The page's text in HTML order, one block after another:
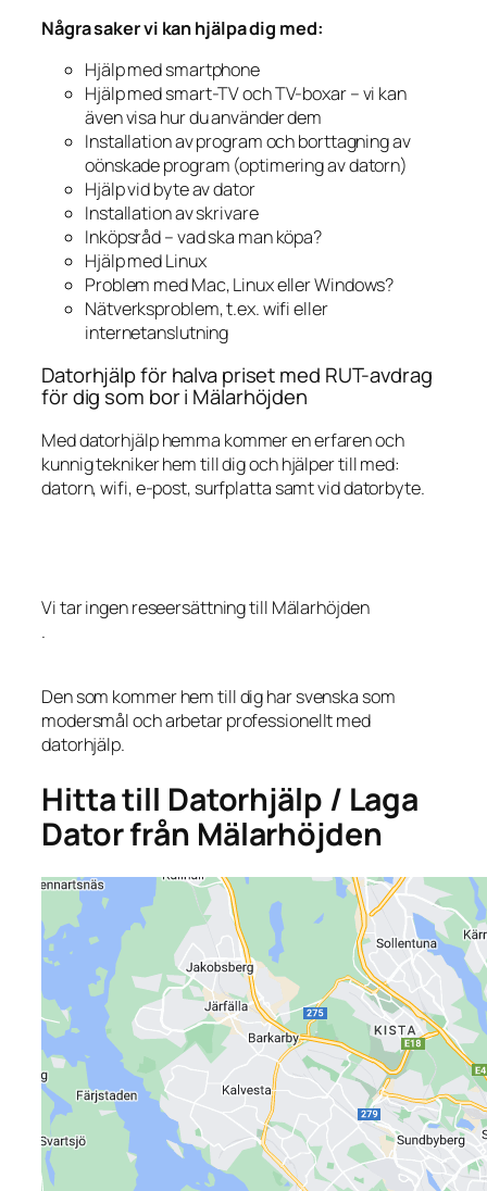
Några saker vi kan hjälpa dig med:
Hjälp med smartphone
Hjälp med smart-TV och TV-boxar – vi kan
även visa hur du använder dem
Installation av program och borttagning av
oönskade program (optimering av datorn)
Hjälp vid byte av dator
Installation av skrivare
Inköpsråd – vad ska man köpa?
Hjälp med Linux
Problem med Mac, Linux eller Windows?
Nätverksproblem, t.ex. wifi eller
internetanslutning
Datorhjälp för halva priset med RUT-avdrag
för dig som bor i Mälarhöjden
Med datorhjälp hemma kommer en erfaren och
kunnig tekniker hem till dig och hjälper till med:
datorn, wifi, e-post, surfplatta samt vid datorbyte.
Vi tar ingen reseersättning till Mälarhöjden
.
Den som kommer hem till dig har svenska som
modersmål och arbetar professionellt med
datorhjälp.
Hitta till Datorhjälp / Laga
Dator från Mälarhöjden